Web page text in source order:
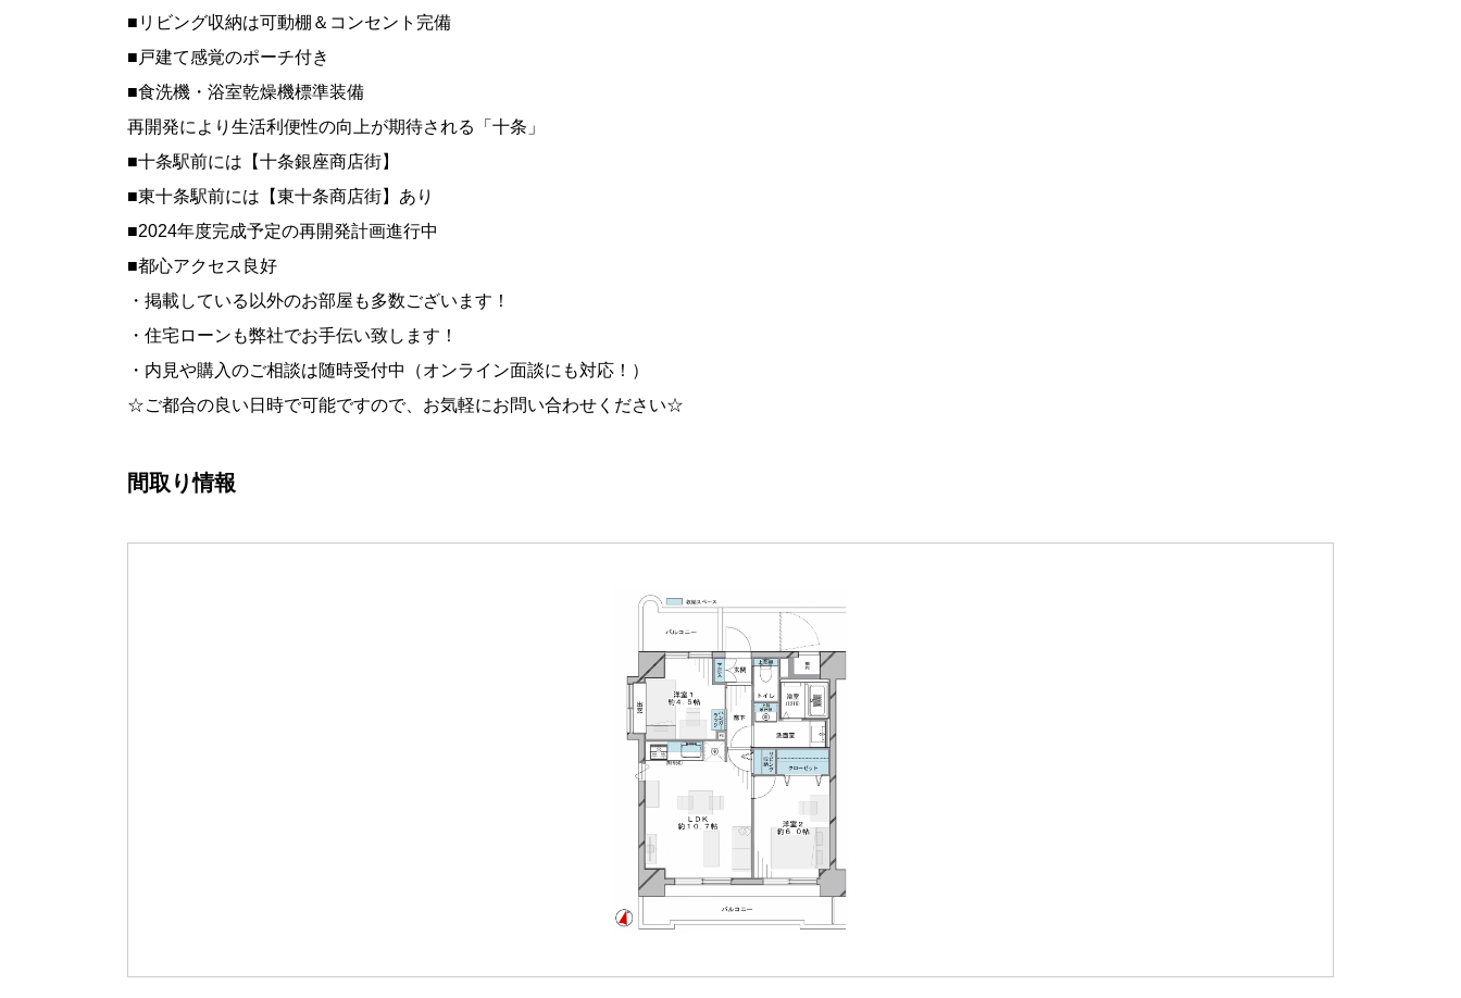
■リビング収納は可動棚＆コンセント完備
■戸建て感覚のポーチ付き
■食洗機・浴室乾燥機標準装備
再開発により生活利便性の向上が期待される「十条」
■十条駅前には【十条銀座商店街】
■東十条駅前には【東十条商店街】あり
■2024年度完成予定の再開発計画進行中
■都心アクセス良好
・掲載している以外のお部屋も多数ございます！
・住宅ローンも弊社でお手伝い致します！
・内見や購入のご相談は随時受付中（オンライン面談にも対応！）
☆ご都合の良い日時で可能ですので、お気軽にお問い合わせください☆
間取り情報